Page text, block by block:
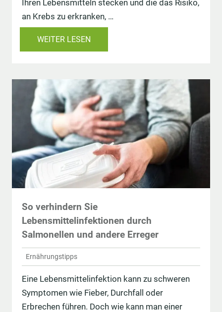
Ihren Lebensmitteln stecken und die das Risiko,
an Krebs zu erkranken, …
WEITER LESEN
So verhindern Sie
Lebensmittelinfektionen durch
Salmonellen und andere Erreger
Ernährungstipps
Eine Lebensmittelinfektion kann zu schweren
Symptomen wie Fieber, Durchfall oder
Erbrechen führen. Doch wie kann man einer